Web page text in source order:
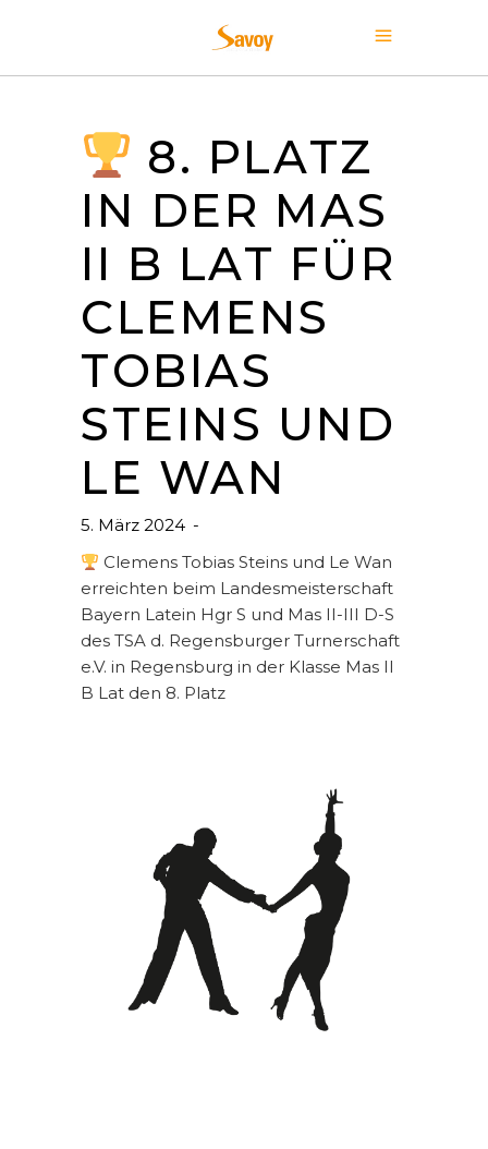
8. PLATZ
IN DER MAS
II B LAT FÜR
CLEMENS
TOBIAS
STEINS UND
LE WAN
5. März 2024
Clemens Tobias Steins und Le Wan
erreichten beim Landesmeisterschaft
Bayern Latein Hgr S und Mas II-III D-S
des TSA d. Regensburger Turnerschaft
e.V. in Regensburg in der Klasse Mas II
B Lat den 8. Platz